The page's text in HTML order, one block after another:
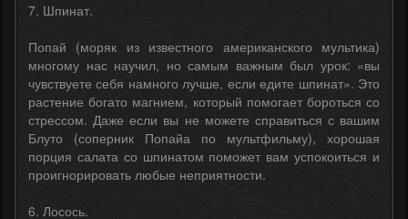
7. Шпинат.
Попай (моряк из известного американского мультика)
многому нас научил, но самым важным был урок: «вы
чувствуете себя намного лучше, если едите шпинат». Это
растение богато магнием, который помогает бороться со
стрессом. Даже если вы не можете справиться с вашим
Блуто (соперник Попайа по мультфильму), хорошая
порция салата со шпинатом поможет вам успокоиться и
проигнорировать любые неприятности.
6. Лосось.